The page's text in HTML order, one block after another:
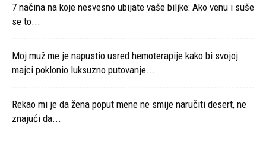
7 načina na koje nesvesno ubijate vaše biljke: Ako venu i suše
se to...
Moj muž me je napustio usred hemoterapije kako bi svojoj
majci poklonio luksuzno putovanje...
Rekao mi je da žena poput mene ne smije naručiti desert, ne
znajući da...